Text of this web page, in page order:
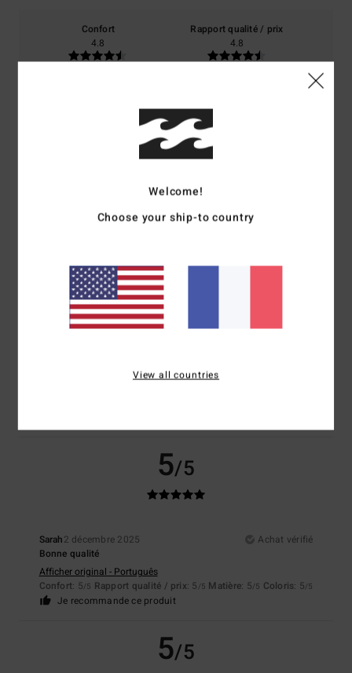
Confort
4.8
Rapport qualité / prix
4.8
Trop grand
Coloris
4 /5
Afficher original - Português
5/5
Sarah2 décembre 2025
Achat vérifié
Bonne qualité
Afficher original - Português
Confort: 5/5 Rapport qualité / prix: 5 /5 Matière: 5/5 Coloris: 5/5
Je recommande ce produit
5/5
Welcome!
Choose your ship-to country
View all countries